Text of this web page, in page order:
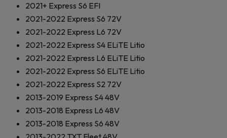
2021+ Express S6 EFI
2021-2022 Express S6 72V
2021-2022 Express L6 72V
2021-2022 Express S4 ELiTE Litio
2021-2022 Express L6 ELiTE Litio
2021-2022 Express S6 ELiTE Litio
2021-2022 Express S2 72V
2013-2019 Express S4 48V
2013-2018 Express L6 48V
2013-2018 Express S6 48V